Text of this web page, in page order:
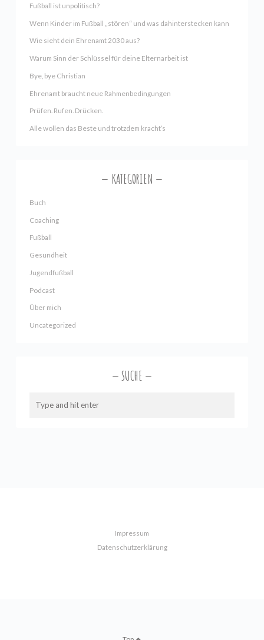
Fußball ist unpolitisch?
Wenn Kinder im Fußball „stören“ und was dahinterstecken kann
Wie sieht dein Ehrenamt 2030 aus?
Warum Sinn der Schlüssel für deine Elternarbeit ist
Bye, bye Christian
Ehrenamt braucht neue Rahmenbedingungen
Prüfen. Rufen. Drücken.
Alle wollen das Beste und trotzdem kracht’s
KATEGORIEN
Buch
Coaching
Fußball
Gesundheit
Jugendfußball
Podcast
Über mich
Uncategorized
SUCHE
Impressum
Datenschutzerklärung